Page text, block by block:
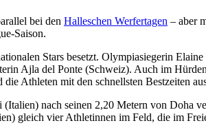
bei den Halleschen Werfertagen – aber
Saison.
Stars besetzt. Olympiasiegerin
Ajla del Ponte (Schweiz). Auch im
Athleten mit den schnellsten Bestzeiten
nach seinen 2,20 Metern von Doha
gleich vier Athletinnen im Feld, die im